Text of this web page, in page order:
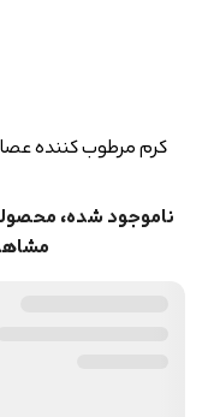
کرم مرطوب کننده عصاره
ناموجود شده،